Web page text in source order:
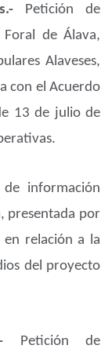
Petición de
de Álava,
Alaveses,
con el Acuerdo
13 de julio de
de información
presentada por
en relación a la
del proyecto
Petición de